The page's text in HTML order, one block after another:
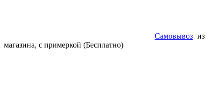
Самовывоз из
магазина, с примеркой (Бесплатно)